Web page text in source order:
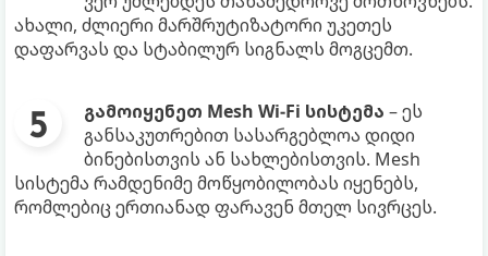
ახალი, ძლიერი მარშრუტიზატორი უკეთეს
დაფარვას და სტაბილურ სიგნალს მოგცემთ.
გამოიყენეთ Mesh Wi-Fi სისტემა – ეს
განსაკუთრებით სასარგებლოა დიდი
ბინებისთვის ან სახლებისთვის. Mesh
სისტემა რამდენიმე მოწყობილობას იყენებს,
რომლებიც ერთიანად ფარავენ მთელ სივრცეს.